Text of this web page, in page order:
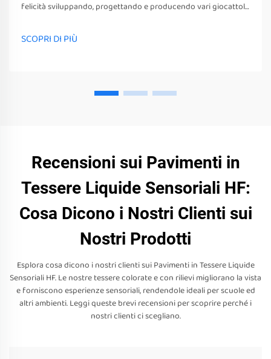
felicità sviluppando, progettando e producendo vari giocattoli
e attrezzature non possono solo stimolare i loro sensi
SCOPRI DI PIÙ
Recensioni sui Pavimenti in
Tessere Liquide Sensoriali HF:
Cosa Dicono i Nostri Clienti sui
Nostri Prodotti
Esplora cosa dicono i nostri clienti sui Pavimenti in Tessere Liquide
Sensoriali HF. Le nostre tessere colorate e con rilievi migliorano la vista
e forniscono esperienze sensoriali, rendendole ideali per scuole ed
altri ambienti. Leggi queste brevi recensioni per scoprire perché i
nostri clienti ci scegliano.